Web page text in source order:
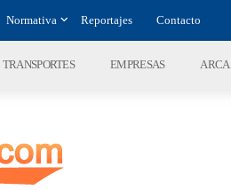
Normativa Reportajes Contacto
TRANSPORTES EMPRESAS ARCA